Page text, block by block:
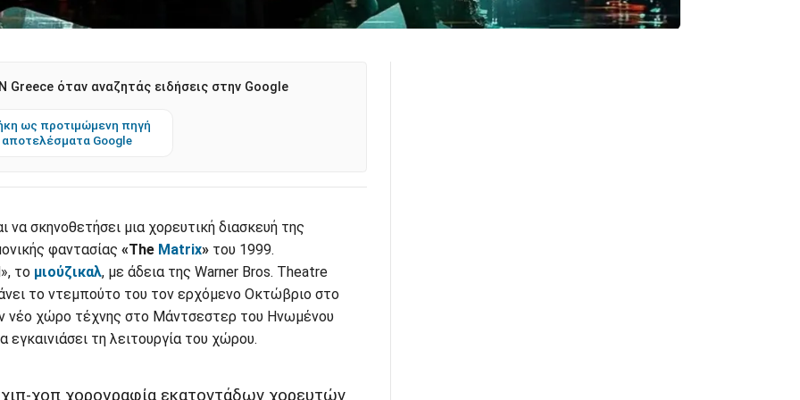
Greece όταν αναζητάς ειδήσεις στην Google
ως προτιμώμενη πηγή
Google
να σκηνοθετήσει μια χορευτική διασκευή της
φαντασίας «The Matrix»του 1999.
το μιούζικαλ, με άδεια της Warner Bros. Theatre
το ντεμπούτο του τον ερχόμενο Οκτώβριο στο
νέο χώρο τέχνης στο Μάντσεστερ του Ηνωμένου
τη λειτουργία του χώρου.
χοπ χορογραφία εκατοντάδων χορευτών